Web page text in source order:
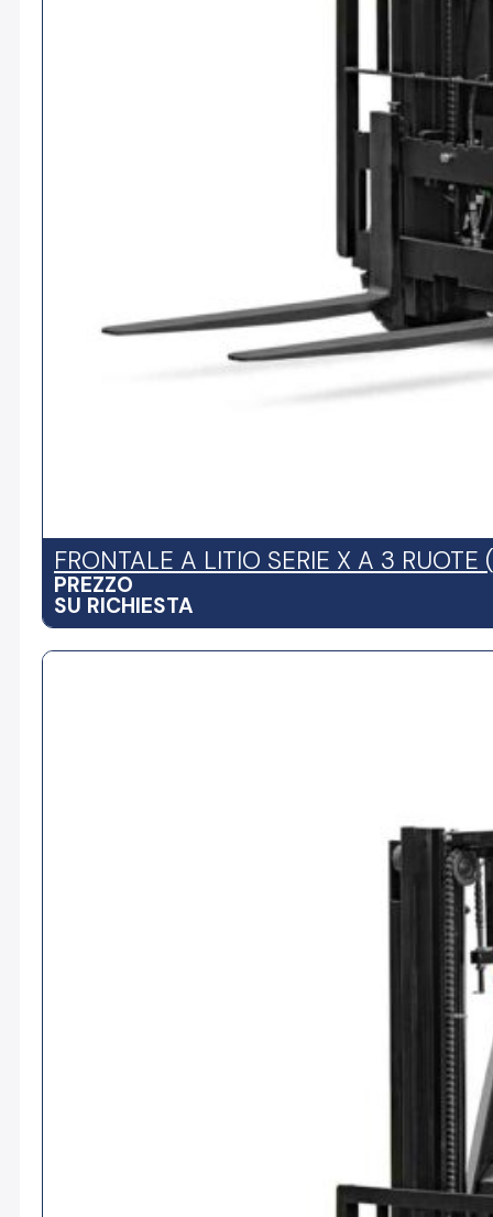
FRONTALE A LITIO SERIE X A 3
PREZZO
SU RICHIESTA